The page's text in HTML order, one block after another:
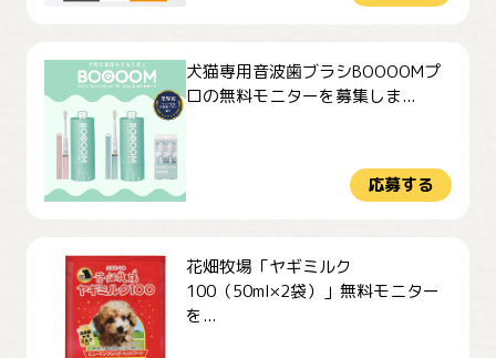
犬猫専用音波歯ブラシBOOOOMプ
ロの無料モニターを募集しま...
応募する
花畑牧場「ヤギミルク
100（50ml×2袋）」無料モニター
を...